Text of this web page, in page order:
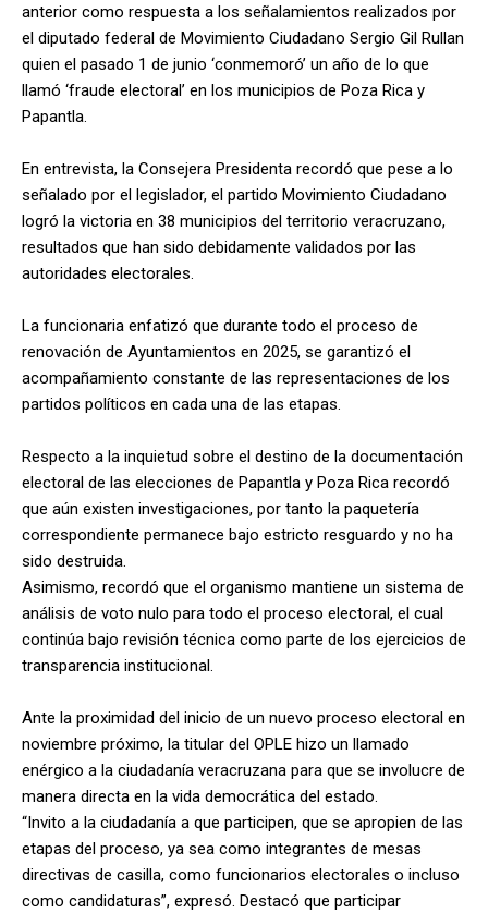
anterior como respuesta a los señalamientos realizados por
el diputado federal de Movimiento Ciudadano Sergio Gil Rullan
quien el pasado 1 de junio ‘conmemoró’ un año de lo que
llamó ‘fraude electoral’ en los municipios de Poza Rica y
Papantla.
En entrevista, la Consejera Presidenta recordó que pese a lo
señalado por el legislador, el partido Movimiento Ciudadano
logró la victoria en 38 municipios del territorio veracruzano,
resultados que han sido debidamente validados por las
autoridades electorales.
La funcionaria enfatizó que durante todo el proceso de
renovación de Ayuntamientos en 2025, se garantizó el
acompañamiento constante de las representaciones de los
partidos políticos en cada una de las etapas.
Respecto a la inquietud sobre el destino de la documentación
electoral de las elecciones de Papantla y Poza Rica recordó
que aún existen investigaciones, por tanto la paquetería
correspondiente permanece bajo estricto resguardo y no ha
sido destruida.
Asimismo, recordó que el organismo mantiene un sistema de
análisis de voto nulo para todo el proceso electoral, el cual
continúa bajo revisión técnica como parte de los ejercicios de
transparencia institucional.
Ante la proximidad del inicio de un nuevo proceso electoral en
noviembre próximo, la titular del OPLE hizo un llamado
enérgico a la ciudadanía veracruzana para que se involucre de
manera directa en la vida democrática del estado.
“Invito a la ciudadanía a que participen, que se apropien de las
etapas del proceso, ya sea como integrantes de mesas
directivas de casilla, como funcionarios electorales o incluso
como candidaturas”, expresó. Destacó que participar